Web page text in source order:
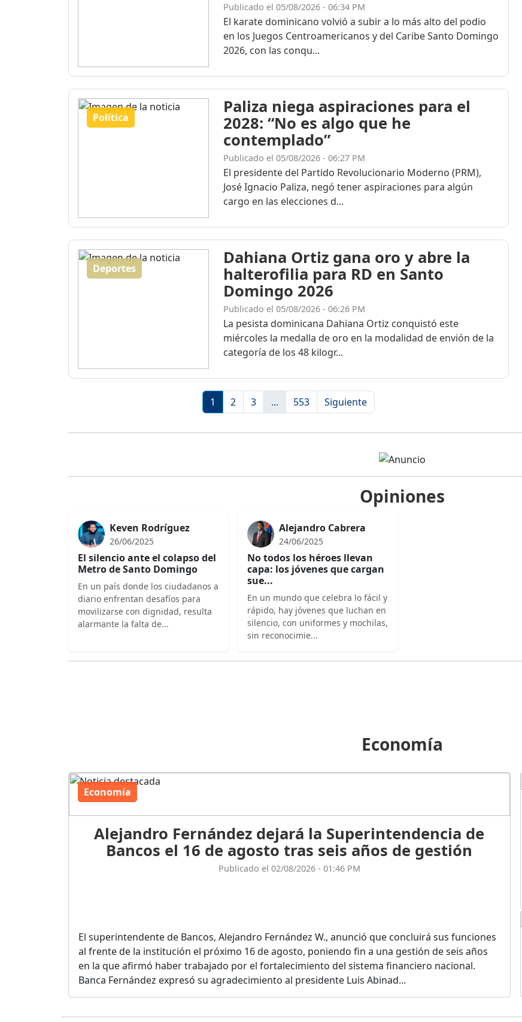
Publicado el 05/08/2026 - 06:34 PM
El karate dominicano volvió a subir a lo más alto del podio
en los Juegos Centroamericanos y del Caribe Santo Domingo
2026, con las conqu...
Política
Paliza niega aspiraciones para el
2028: “No es algo que he
contemplado”
Publicado el 05/08/2026 - 06:27 PM
El presidente del Partido Revolucionario Moderno (PRM),
José Ignacio Paliza, negó tener aspiraciones para algún
cargo en las elecciones d...
Deportes
Dahiana Ortiz gana oro y abre la
halterofilia para RD en Santo
Domingo 2026
Publicado el 05/08/2026 - 06:26 PM
La pesista dominicana Dahiana Ortiz conquistó este
miércoles la medalla de oro en la modalidad de envión de la
categoría de los 48 kilogr...
1 2 3 ... 553 Siguiente
Opiniones
Keven Rodríguez
26/06/2025
El silencio ante el colapso del
Metro de Santo Domingo
En un país donde los ciudadanos a
diario enfrentan desafíos para
movilizarse con dignidad, resulta
alarmante la falta de...
Alejandro Cabrera
24/06/2025
No todos los héroes llevan
capa: los jóvenes que cargan
sue...
En un mundo que celebra lo fácil y
rápido, hay jóvenes que luchan en
silencio, con uniformes y mochilas,
sin reconocimie...
Economía
Economía
Alejandro Fernández dejará la Superintendencia de
Bancos el 16 de agosto tras seis años de gestión
Publicado el 02/08/2026 - 01:46 PM
El superintendente de Bancos, Alejandro Fernández W., anunció que concluirá sus funciones
al frente de la institución el próximo 16 de agosto, poniendo fin a una gestión de seis años
en la que afirmó haber trabajado por el fortalecimiento del sistema financiero nacional.
Banca Fernández expresó su agradecimiento al presidente Luis Abinad...